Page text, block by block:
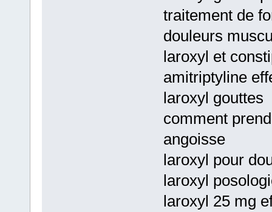
traitement de
douleurs
laroxyl et
amitriptyline
laroxyl gouttes
comment
angoisse
laroxyl pour
laroxyl
laroxyl 25 mg